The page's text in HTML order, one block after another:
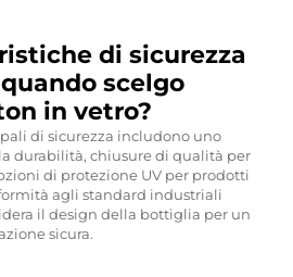
di sicurezza
scelgo
in vetro?
di sicurezza includono uno
durabilità, chiusure di qualità per
di protezione UV per prodotti
agli standard industriali
il design della bottiglia per un
sicura.